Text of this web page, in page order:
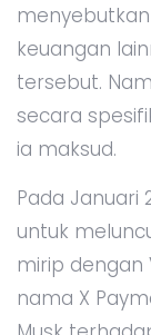
keuangan
tersebut.
secara
ia maksud.
Pada Januari
untuk
mirip dengan
nama X